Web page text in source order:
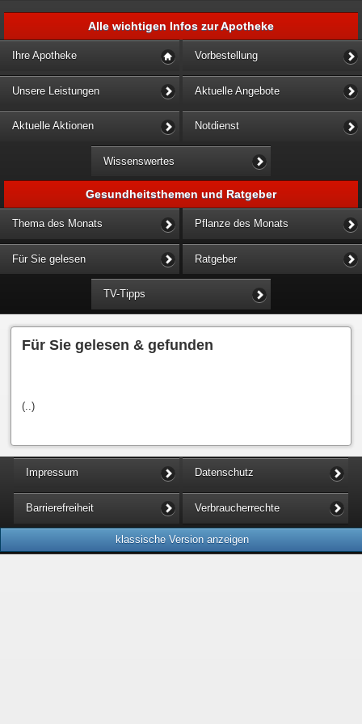
Alle wichtigen Infos zur Apotheke
Ihre Apotheke Vorbestellung
Unsere Leistungen Aktuelle Angebote
Aktuelle Aktionen Notdienst
Wissenswertes
Gesundheitsthemen und Ratgeber
Thema des Monats Pflanze des Monats
Für Sie gelesen Ratgeber
TV-Tipps
Für Sie gelesen & gefunden
(..)
Impressum Datenschutz
Barrierefreiheit Verbraucherrechte
klassische Version anzeigen